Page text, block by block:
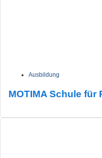
Ausbildung
MOTIMA Schule für